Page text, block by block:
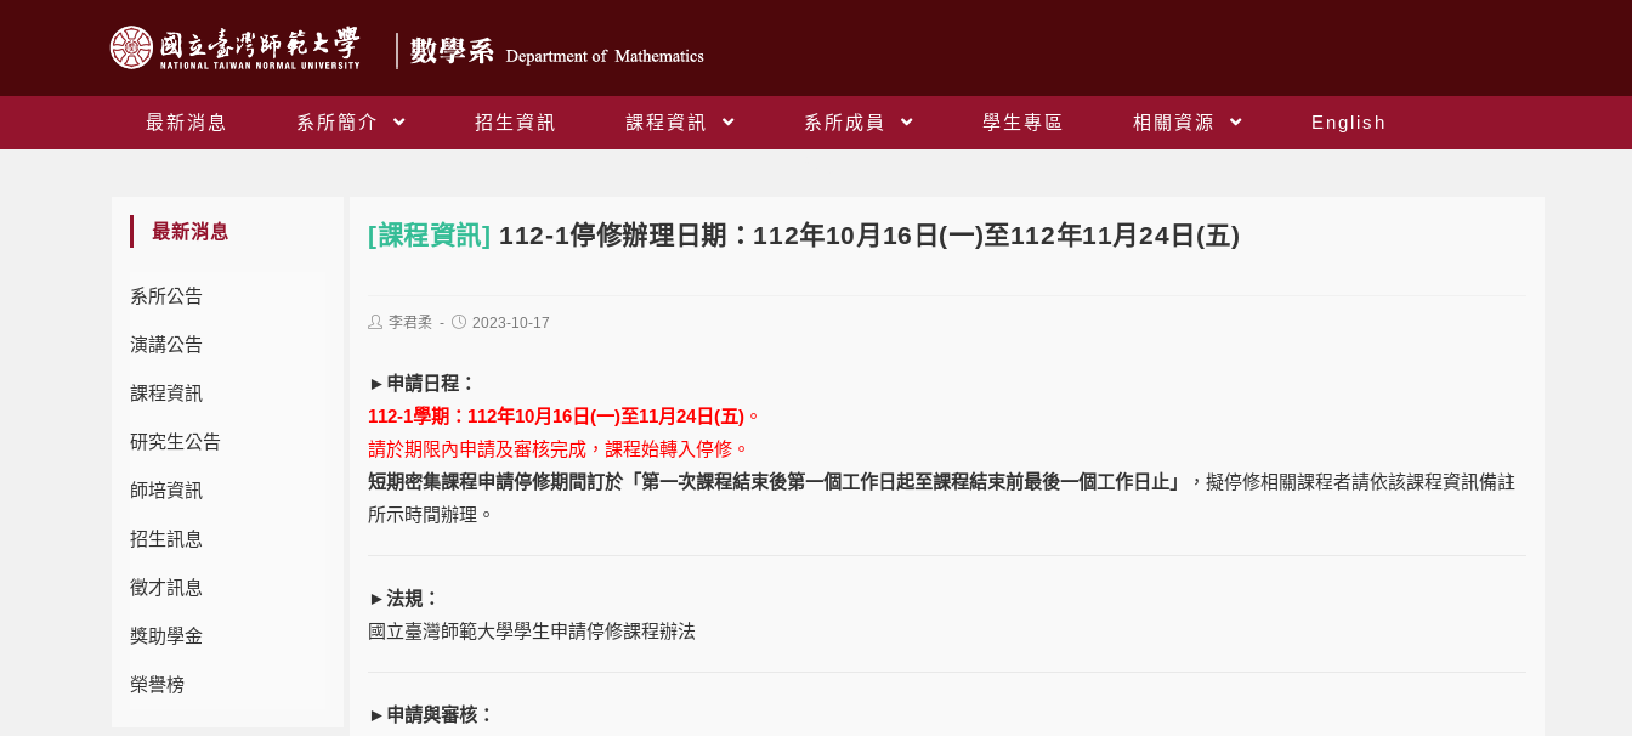
最新消息 系所簡介 招生資訊 課程資訊 系所成員 學生專區 相關資源
English
最新消息
系所公告
演講公告
課程資訊
研究生公告
師培資訊
招生訊息
徵才訊息
獎助學金
榮譽榜
[課程資訊] 112-1停修辦理日期：112年10月16日(一)至112年11月24日(五)
李君柔 2023-10-17
►申請日程：
112-1學期：112年10月16日(一)至11月24日(五) 。
請於期限內申請及審核完成，課程始轉入停修。
短期密集課程申請停修期間訂於「第一次課程結束後第一個工作日起至課程結束前最後一個工作日止」
，擬停修相關課程者請依該課程資訊備註
所示時間辦理。
►法規：
國立臺灣師範大學學生申請停修課程辦法
►申請與審核：